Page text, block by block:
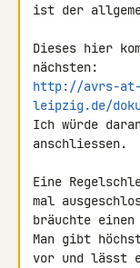
ist der
Dieses hier
http://avrs-at-
leipzig.de/
Ich würde
anschliessen.
Eine
mal
bräuchte einen
Man gibt
vor und lässt